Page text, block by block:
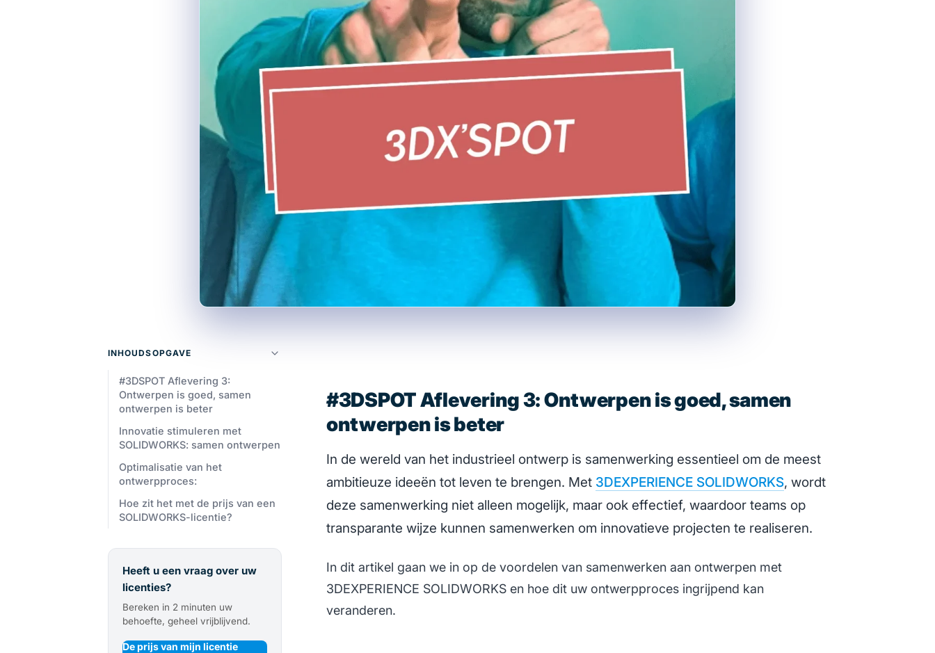
INHOUDSOPGAVE
#3DSPOT Aflevering 3:
Ontwerpen is goed, samen
ontwerpen is beter
Innovatie stimuleren met
SOLIDWORKS: samen ontwerpen
Optimalisatie van het
ontwerpproces:
Hoe zit het met de prijs van een
SOLIDWORKS-licentie?
Heeft u een vraag over uw
licenties?
Bereken in 2 minuten uw
behoefte, geheel vrijblijvend.
De prijs van mijn licentie
#3DSPOT Aflevering 3: Ontwerpen is goed, samen
ontwerpen is beter
In de wereld van het industrieel ontwerp is samenwerking essentieel om de meest
ambitieuze ideeën tot leven te brengen. Met 3DEXPERIENCE SOLIDWORKS, wordt
deze samenwerking niet alleen mogelijk, maar ook effectief, waardoor teams op
transparante wijze kunnen samenwerken om innovatieve projecten te realiseren.
In dit artikel gaan we in op de voordelen van samenwerken aan ontwerpen met
3DEXPERIENCE SOLIDWORKS en hoe dit uw ontwerpproces ingrijpend kan
veranderen.